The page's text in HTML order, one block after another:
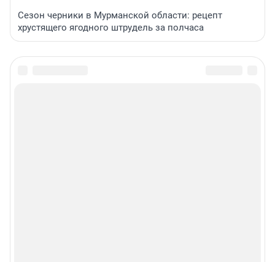
Сезон черники в Мурманской области: рецепт
хрустящего ягодного штрудель за полчаса